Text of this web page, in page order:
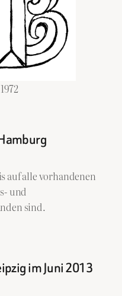
auf alle vorhandenen
und
sind.
im Juni 2013